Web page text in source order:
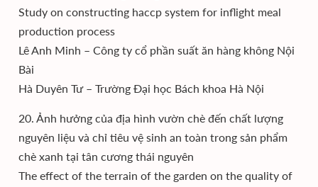
Study on constructing haccp system for inflight meal
production process
Lê Anh Minh – Công ty cổ phần suất ăn hàng không Nội
Bài
Hà Duyên Tư – Trường Đại học Bách khoa Hà Nội
20. Ảnh hưởng của địa hình vườn chè đến chất lượng
nguyên liệu và chỉ tiêu vệ sinh an toàn trong sản phẩm
chè xanh tại tân cương thái nguyên
The effect of the terrain of the garden on the quality of